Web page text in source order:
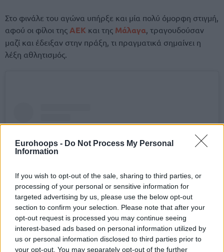
Eurohoops - Do Not Process My Personal
Information
If you wish to opt-out of the sale, sharing to third parties, or
processing of your personal or sensitive information for
targeted advertising by us, please use the below opt-out
section to confirm your selection. Please note that after your
opt-out request is processed you may continue seeing
interest-based ads based on personal information utilized by
us or personal information disclosed to third parties prior to
your opt-out. You may separately opt-out of the further
Στο φινάλε του αγώνα υπήρξε και μία πολύ όμορφη στιγμή,
αφού οι φίλοι της ΑΕΚ και της Μάλαγα , τραγουδούσαν
μαζί και έδειξαν στην πράξη, τι πραγματικά σημαίνει η
λέξη αθλητισμός.
Δείτε αυτή τη δημοσίευση στο Instagram.